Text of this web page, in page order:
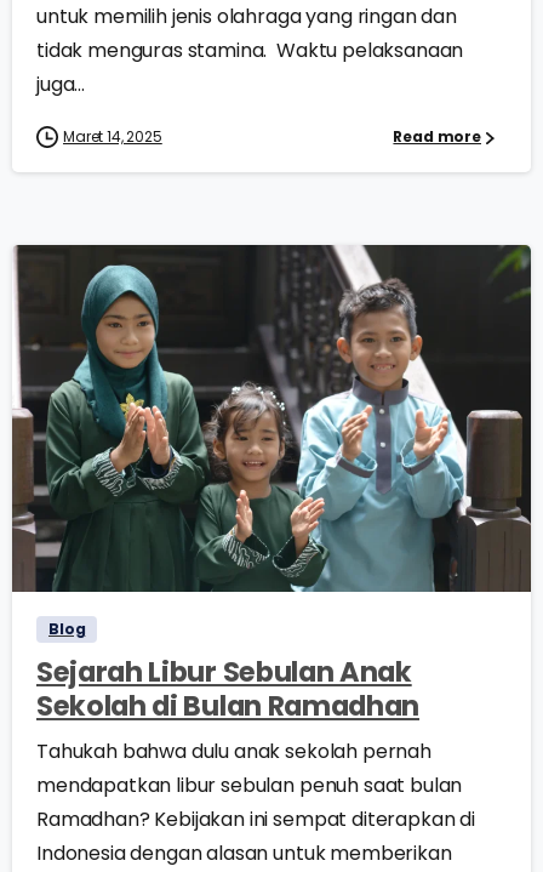
untuk memilih jenis olahraga yang ringan dan
tidak menguras stamina. Waktu pelaksanaan
juga...
Maret 14, 2025 Read more
Blog
Sejarah Libur Sebulan Anak
Sekolah di Bulan Ramadhan
Tahukah bahwa dulu anak sekolah pernah
mendapatkan libur sebulan penuh saat bulan
Ramadhan? Kebijakan ini sempat diterapkan di
Indonesia dengan alasan untuk memberikan